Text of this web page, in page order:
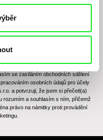
se zasíláním obchodních sdělení
osobních údajů pro účely
a potvrzuji, že jsem si přečetl(a)
rozumím a souhlasím s ním, přičemž
právo na námitky proti provádění